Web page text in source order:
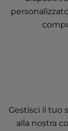
Gestisci il tuo
alla nostra